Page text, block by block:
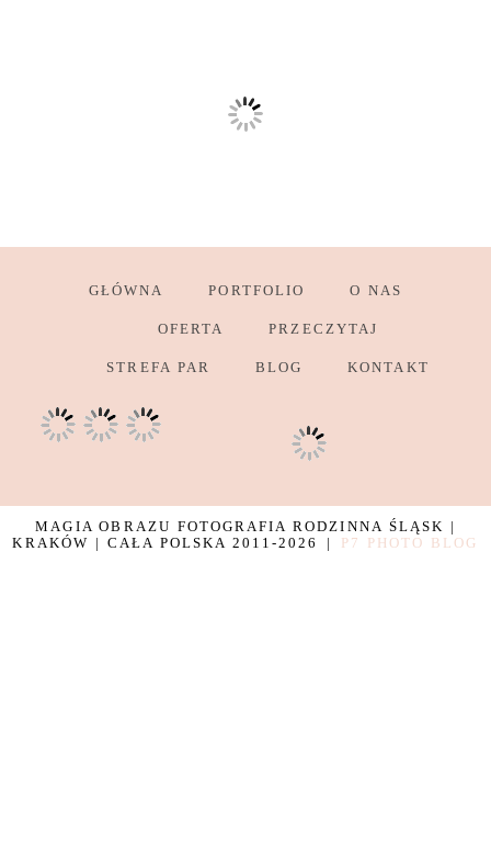
GŁÓWNA PORTFOLIO O NAS
OFERTA PRZECZYTAJ
STREFA PAR BLOG KONTAKT
MAGIA OBRAZU FOTOGRAFIA RODZINNA ŚLĄSK |
KRAKÓW | CAŁA POLSKA 2011-2026
| P7 PHOTO BLOG